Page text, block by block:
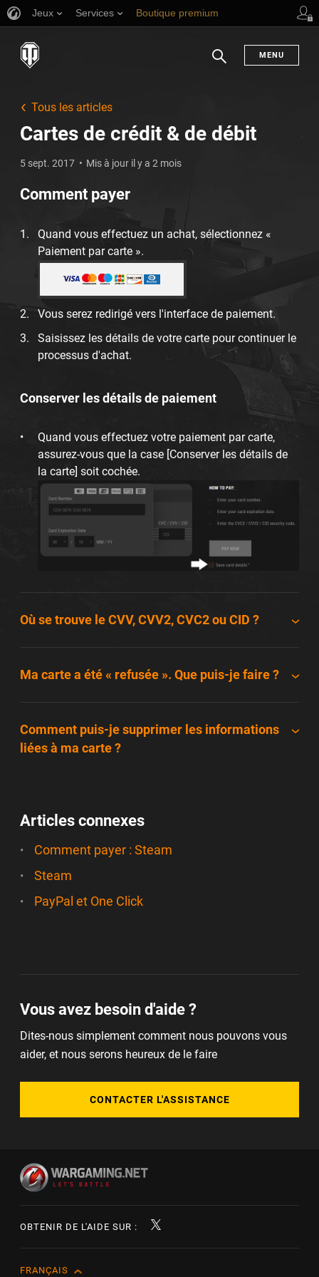
Jeux Services Boutique premium
Chercher
MENU
Tous les articles
Cartes de crédit & de débit
5 sept. 2017 Mis à jour il y a 2 mois
Comment payer
Quand vous effectuez un achat, sélectionnez «
Paiement par carte ».
Vous serez redirigé vers l'interface de paiement.
Saisissez les détails de votre carte pour continuer le
processus d'achat.
Conserver les détails de paiement
Quand vous effectuez votre paiement par carte,
assurez-vous que la case [Conserver les détails de
la carte] soit cochée.
Où se trouve le CVV, CVV2, CVC2 ou CID ?
Ma carte a été « refusée ». Que puis-je faire ?
Comment puis-je supprimer les informations
liées à ma carte ?
Articles connexes
Comment payer : Steam
Steam
PayPal et One Click
Vous avez besoin d'aide ?
Dites-nous simplement comment nous pouvons vous
aider, et nous serons heureux de le faire
CONTACTER L'ASSISTANCE
OBTENIR DE L'AIDE SUR :
English
FRANÇAIS